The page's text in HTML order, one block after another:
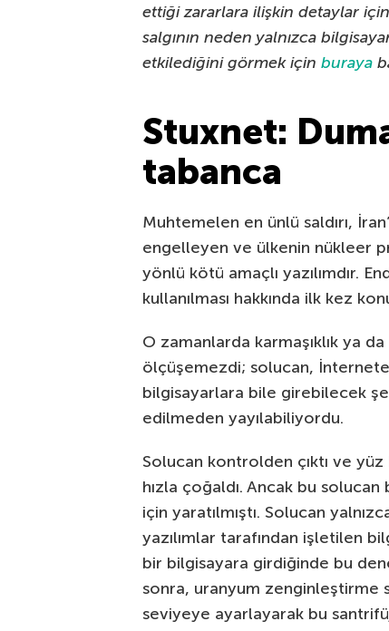
ettiği zararlara ilişkin detaylar için
salgının neden yalnızca
etkilediğini görmek için buraya
Stuxnet:
tabanca
Muhtemelen en ünlü saldırı,
engelleyen ve ülkenin nükleer
yönlü kötü amaçlı yazılımdır.
kullanılması hakkında ilk kez
O zamanlarda karmaşıklık ya
ölçüşemezdi; solucan,
bilgisayarlara bile girebilecek
edilmeden yayılabiliyordu.
Solucan kontrolden çıktı ve
hızla çoğaldı. Ancak bu
için yaratılmıştı. Solucan
yazılımlar tarafından işletilen
bir bilgisayara girdiğinde bu
sonra, uranyum zenginleştirme
seviyeye ayarlayarak bu